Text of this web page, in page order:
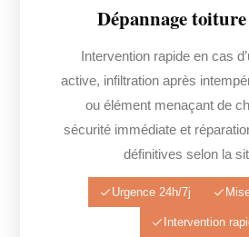
Dépannage
Intervention rapide en cas
active, infiltration après
ou élément menaçant de
sécurité immédiate et
définitives selon la
Urgence 24h/7j
Intervention